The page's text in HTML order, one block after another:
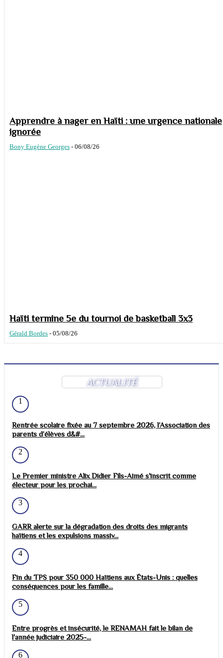
Apprendre à nager en Haïti : une urgence nationale
ignorée
Bony Eugène Georges - 06/08/26
Haïti termine 5e du tournoi de basketball 3x3
Gérald Bordes - 05/08/26
ACTUALITÉ
1
Rentrée scolaire fixée au 7 septembre 2026, l’Association des
parents d’élèves d&#...
2
Le Premier ministre Alix Didier Fils-Aimé s'inscrit comme
électeur pour les prochai...
3
GARR alerte sur la dégradation des droits des migrants
haïtiens et les expulsions massiv...
4
Fin du TPS pour 350 000 Haïtiens aux États-Unis : quelles
conséquences pour les famille...
5
Entre progrès et insécurité, le RENAMAH fait le bilan de
l'année judiciaire 2025-...
6